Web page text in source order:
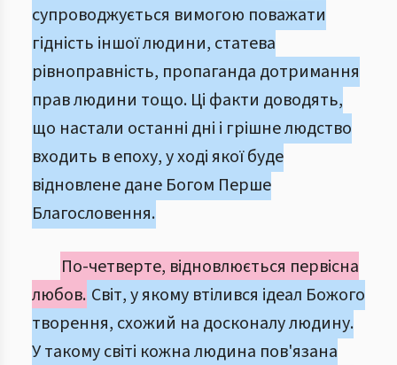
супроводжується вимогою поважати
гідність іншої людини, статева
рівноправність, пропаганда дотримання
прав людини тощо. Ці факти доводять,
що настали останні дні і грішне людство
входить в епоху, у ході якої буде
відновлене дане Богом Перше
Благословення.
По-четверте, відновлюється первісна
любов. Світ, у якому втілився ідеал Божого
творення, схожий на досконалу людину.
У такому світі кожна людина пов'язана